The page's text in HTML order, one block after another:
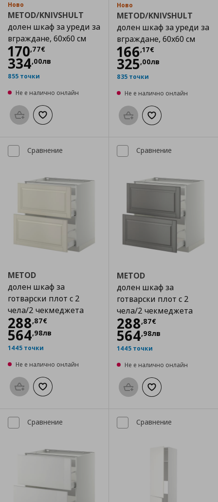
Ново
METOD/KNIVSHULT
долен шкаф за уреди за
вграждане, 60x60 см
170,77€
Цена
334,00лв
855 точки
Не е налично онлайн
Προσθήκη στο καλάθι
Добави към списъка с любими
Ново
METOD/KNIVSHULT
долен шкаф за уреди за
вграждане, 60x60 см
166,17€
Цена
325,00лв
835 точки
Не е налично онлайн
Προσθήκη στο καλάθι
Добави към
Сравнение
METOD
долен шкаф за
готварски плот с 2
чела/2 чекмеджета
288,87€
Цена288,87 €
564,98лв
1445 точки
Не е налично онлайн
Προσθήκη στο καλάθι
Добави към списъка с любими
Сравнение
METOD
долен шкаф за
готварски плот с 2
чела/2 чекмеджета
288,87€
Цена288,87 €
564,98лв
1445 точки
Не е налично онлайн
Προσθήκη στο καλάθι
Добави към
Сравнение Сравнение